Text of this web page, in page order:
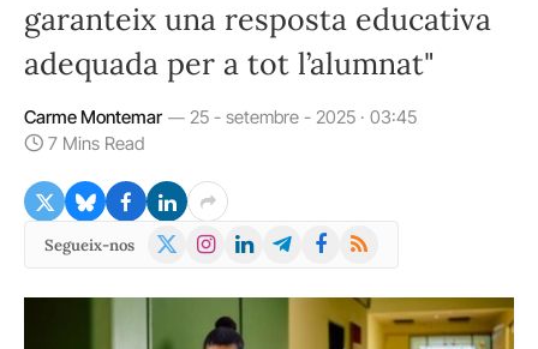
garanteix una resposta educativa
adequada per a tot l’alumnat"
Carme Montemar
25 - setembre - 2025 · 03:45
7 Mins Read
Segueix-nos
X
Instagram
LinkedInTelegramFacebook
RSS